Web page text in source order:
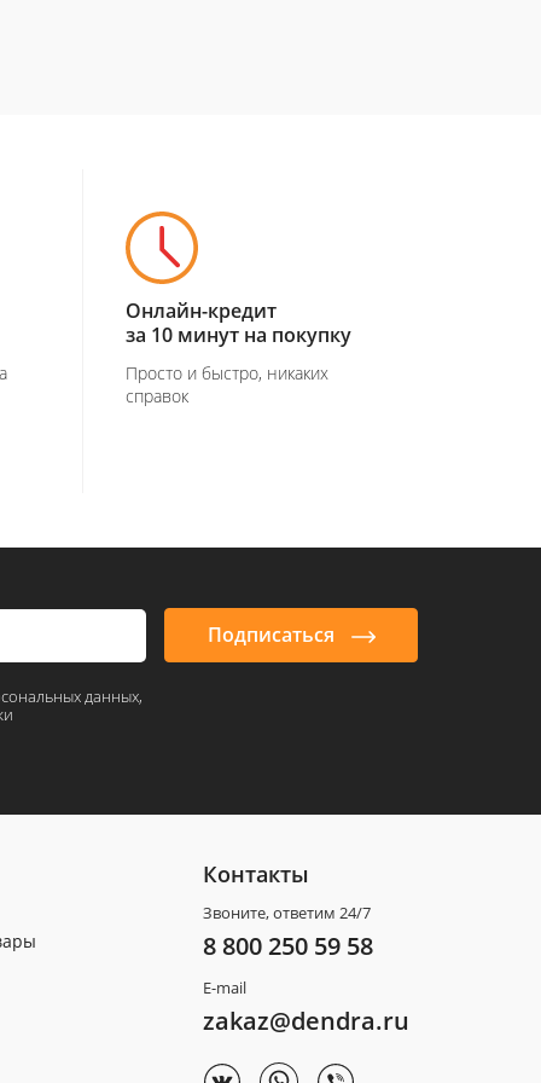
Онлайн-кредит
за 10 минут на покупку
Просто и быстро, никаких
справок
Подписаться
данных,
Контакты
Звоните, ответим 24/7
8 800 250 59 58
E-mail
zakaz@dendra.ru